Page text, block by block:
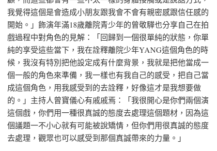
我覺得這個是會造成小朋友跟我會不會有親密感跟信任感的
開始。」飾演年滿18歲離院青少年的曾敬驊也分享自己在拍
戲過程中對角色的見解：「回歸到一個很單純的狀態，你單
純的享受這些當下，我在詮釋離院少年YANG這個角色的時
候，我沒有特別把他設定成有什麼背景，我就是把他當成一
個一般的角色來準備，我一樣也有我自己的感受，把自己當
成這個角色，用我感受到的去詮釋，好像這才是我想要做
的。」主持人曾寶儀心有戚戚焉：「我很開心是你們兩個演
這個戲，你們用一種很真誠的態度去處理這個題材，因為這
個議題一不小心就有可能被說矯情，但你們用很真誠的態度
去處理，觀眾也可以感受到那個真誠帶來的力量。」